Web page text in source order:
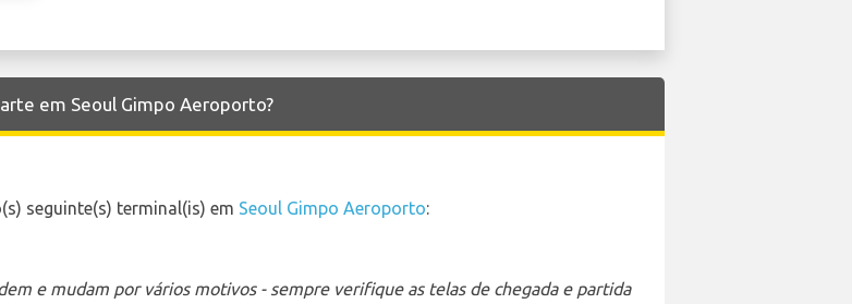
em Seoul Gimpo Aeroporto?
seguinte(s) terminal(is) em Seoul Gimpo Aeroporto:
e mudam por vários motivos - sempre verifique as telas de chegada e partida